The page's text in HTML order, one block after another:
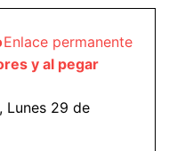
Enlace permanente
y al pegar
, Lunes 29 de